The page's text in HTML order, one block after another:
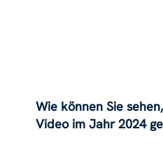
Wie können Sie
Video im Jahr 2024